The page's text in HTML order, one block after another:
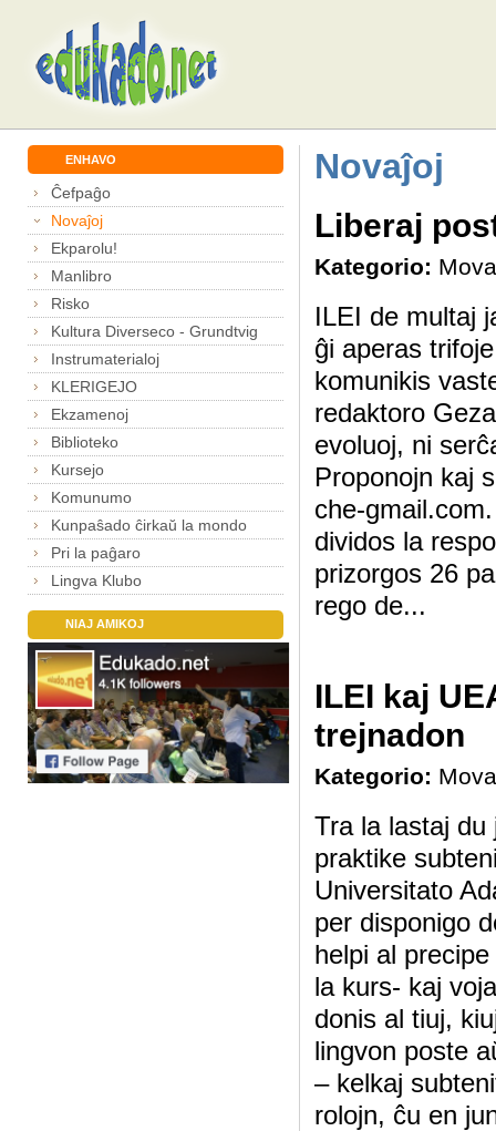
ENHAVO
Ĉefpaĝo
Novaĵoj
Ekparolu!
Manlibro
Risko
Kultura Diverseco - Grundtvig
Instrumaterialoj
KLERIGEJO
Ekzamenoj
Biblioteko
Kursejo
Komunumo
Kunpaŝado ĉirkaŭ la mondo
Pri la paĝaro
Lingva Klubo
NIAJ AMIKOJ
Novaĵoj
Liberaj
Kategorio:
ILEI de multaj
ĝi aperas
komunikis
redaktoro
evoluoj, ni
Proponojn kaj
che-
dividos la
prizorgos 26
rego de...
ILEI kaj
trejnadon
Kategorio:
Tra la lastaj
praktike
Universitato
per disponigo
helpi al
la kurs- kaj
donis al tiuj,
lingvon poste
– kelkaj
rolojn, ĉu en